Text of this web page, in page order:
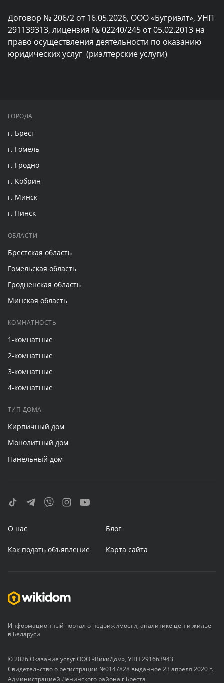
Договор № 206/2 от 16.05.2026, ООО «Бугриэлт», УНП
291139313, лицензия № 02240/245 от 05.02.2013 на
право осуществления деятельности по оказанию
юридических услуг  (риэлтерские услуги)
ГОРОДА
г. Брест
г. Гомель
г. Гродно
г. Кобрин
г. Минск
г. Пинск
ОБЛАСТИ
Брестская область
Гомельская область
Гродненская область
Минская область
КОМНАТНОСТЬ
1-комнатные
2-комнатные
3-комнатные
4-комнатные
ТИП ДОМА
Кирпичный дом
Монолитный дом
Панельный дом
О нас Блог
Как подать объявление Карта сайта
Информационный портал о недвижимости, аналитике цен и жилье
в Беларуси
© 2026 Оказание услуг ООО «ВикиДом», УНП 291663943
Свидетельство о регистрации №0147828 выданное 23 апреля 2020 г.
Администрацией Ленинского района г.Бреста